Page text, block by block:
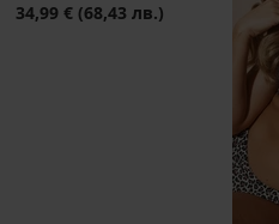
34,99 € (68,43 лв.)